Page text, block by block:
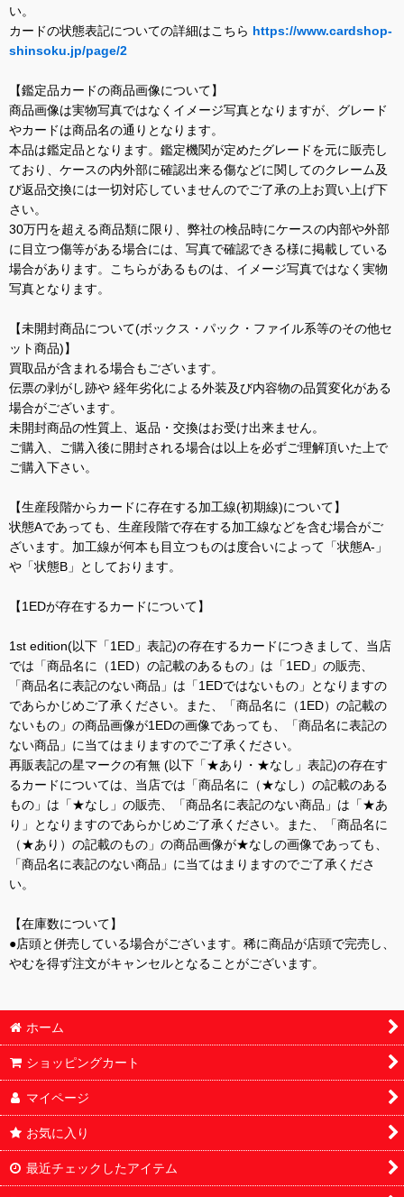
い。
カードの状態表記についての詳細はこちら https://www.cardshop-
shinsoku.jp/page/2
【鑑定品カードの商品画像について】
商品画像は実物写真ではなくイメージ写真となりますが、グレード
やカードは商品名の通りとなります。
本品は鑑定品となります。鑑定機関が定めたグレードを元に販売し
ており、ケースの内外部に確認出来る傷などに関してのクレーム及
び返品交換には一切対応していませんのでご了承の上お買い上げ下
さい。
30万円を超える商品類に限り、弊社の検品時にケースの内部や外部
に目立つ傷等がある場合には、写真で確認できる様に掲載している
場合があります。こちらがあるものは、イメージ写真ではなく実物
写真となります。
【未開封商品について(ボックス・パック・ファイル系等のその他セ
ット商品)】
買取品が含まれる場合もございます。
伝票の剥がし跡や 経年劣化による外装及び内容物の品質変化がある
場合がございます。
未開封商品の性質上、返品・交換はお受け出来ません。
ご購入、ご購入後に開封される場合は以上を必ずご理解頂いた上で
ご購入下さい。
【生産段階からカードに存在する加工線(初期線)について】
状態Aであっても、生産段階で存在する加工線などを含む場合がご
ざいます。加工線が何本も目立つものは度合いによって「状態A-」
や「状態B」としております。
【1EDが存在するカードについて】
1st edition(以下「1ED」表記)の存在するカードにつきまして、当店
では「商品名に（1ED）の記載のあるもの」は「1ED」の販売、
「商品名に表記のない商品」は「1EDではないもの」となりますの
であらかじめご了承ください。また、「商品名に（1ED）の記載の
ないもの」の商品画像が1EDの画像であっても、「商品名に表記の
ない商品」に当てはまりますのでご了承ください。
再販表記の星マークの有無 (以下「★あり・★なし」表記)の存在す
るカードについては、当店では「商品名に（★なし）の記載のある
もの」は「★なし」の販売、「商品名に表記のない商品」は「★あ
り」となりますのであらかじめご了承ください。また、「商品名に
（★あり）の記載のもの」の商品画像が★なしの画像であっても、
「商品名に表記のない商品」に当てはまりますのでご了承くださ
い。
【在庫数について】
●店頭と併売している場合がございます。稀に商品が店頭で完売し、
やむを得ず注文がキャンセルとなることがございます。
ホーム
ショッピングカート
マイページ
お気に入り
最近チェックしたアイテム